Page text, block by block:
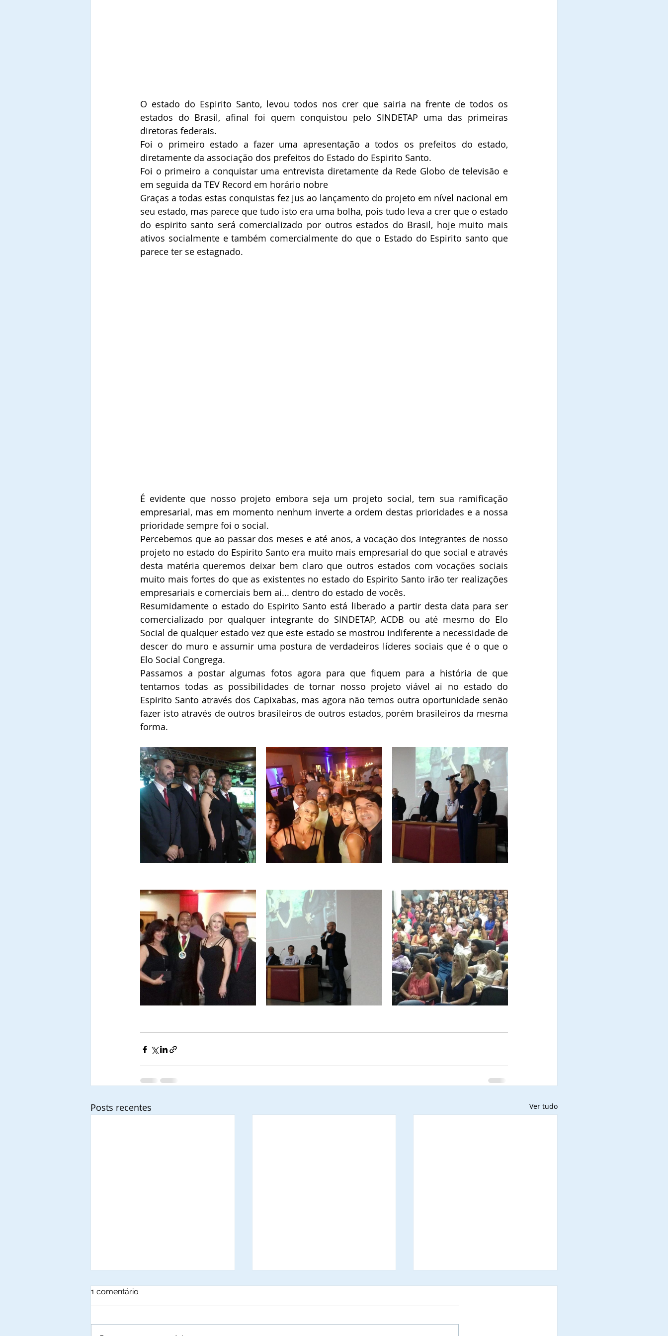
O estado do Espirito Santo, levou todos nos crer que sairia na frente de todos os
estados do Brasil, afinal foi quem conquistou pelo SINDETAP uma das primeiras
diretoras federais.
Foi o primeiro estado a fazer uma apresentação a todos os prefeitos do estado,
diretamente da associação dos prefeitos do Estado do Espirito Santo.
Foi o primeiro a conquistar uma entrevista diretamente da Rede Globo de televisão e
em seguida da TEV Record em horário nobre
Graças a todas estas conquistas fez jus ao lançamento do projeto em nível nacional em
seu estado, mas parece que tudo isto era uma bolha, pois tudo leva a crer que o estado
do espirito santo será comercializado por outros estados do Brasil, hoje muito mais
ativos socialmente e também comercialmente do que o Estado do Espirito santo que
parece ter se estagnado.
É evidente que nosso projeto embora seja um projeto social, tem sua ramificação
empresarial, mas em momento nenhum inverte a ordem destas prioridades e a nossa
prioridade sempre foi o social.
Percebemos que ao passar dos meses e até anos, a vocação dos integrantes de nosso
projeto no estado do Espirito Santo era muito mais empresarial do que social e através
desta matéria queremos deixar bem claro que outros estados com vocações sociais
muito mais fortes do que as existentes no estado do Espirito Santo irão ter realizações
empresariais e comerciais bem ai... dentro do estado de vocês.
Resumidamente o estado do Espirito Santo está liberado a partir desta data para ser
comercializado por qualquer integrante do SINDETAP, ACDB ou até mesmo do Elo
Social de qualquer estado vez que este estado se mostrou indiferente a necessidade de
descer do muro e assumir uma postura de verdadeiros líderes sociais que é o que o
Elo Social Congrega.
Passamos a postar algumas fotos agora para que fiquem para a história de que
tentamos todas as possibilidades de tornar nosso projeto viável ai no estado do
Espirito Santo através dos Capixabas, mas agora não temos outra oportunidade senão
fazer isto através de outros brasileiros de outros estados, porém brasileiros da mesma
forma.
Posts recentes Ver tudo
1 comentário